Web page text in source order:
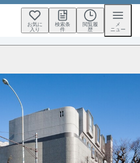
お気に
入り
検索条
件
閲覧履
歴
メ
ニュー